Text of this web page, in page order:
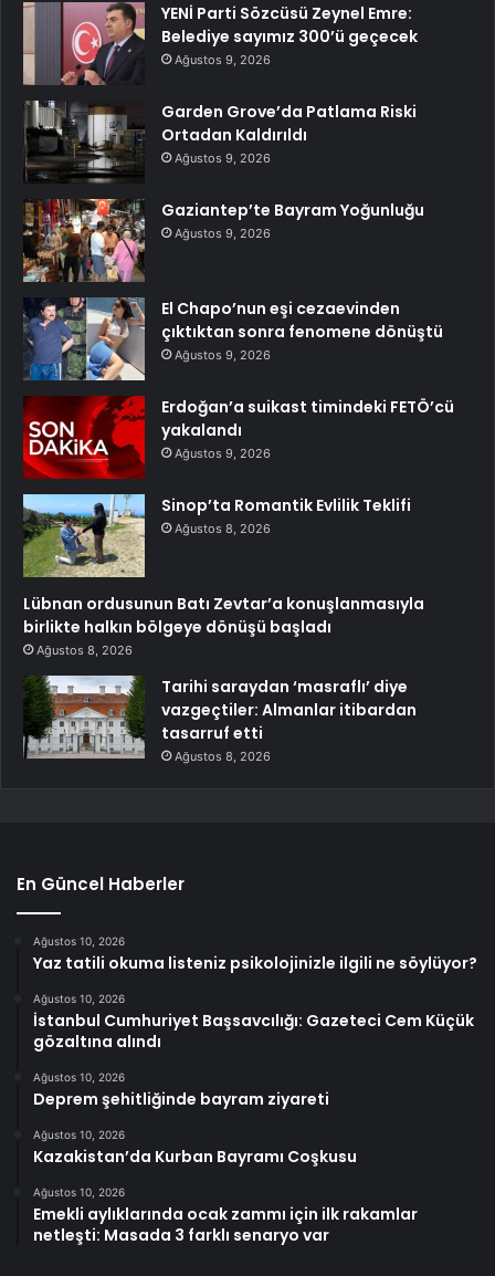
YENİ Parti Sözcüsü Zeynel Emre:
Belediye sayımız 300’ü geçecek
Ağustos 9, 2026
Garden Grove’da Patlama Riski
Ortadan Kaldırıldı
Ağustos 9, 2026
Gaziantep’te Bayram Yoğunluğu
Ağustos 9, 2026
El Chapo’nun eşi cezaevinden
çıktıktan sonra fenomene dönüştü
Ağustos 9, 2026
Erdoğan’a suikast timindeki FETÖ’cü
yakalandı
Ağustos 9, 2026
Sinop’ta Romantik Evlilik Teklifi
Ağustos 8, 2026
Lübnan ordusunun Batı Zevtar’a konuşlanmasıyla
birlikte halkın bölgeye dönüşü başladı
Ağustos 8, 2026
Tarihi saraydan ‘masraflı’ diye
vazgeçtiler: Almanlar itibardan
tasarruf etti
Ağustos 8, 2026
En Güncel Haberler
Ağustos 10, 2026
Yaz tatili okuma listeniz psikolojinizle ilgili ne söylüyor?
Ağustos 10, 2026
İstanbul Cumhuriyet Başsavcılığı: Gazeteci Cem Küçük
gözaltına alındı
Ağustos 10, 2026
Deprem şehitliğinde bayram ziyareti
Ağustos 10, 2026
Kazakistan’da Kurban Bayramı Coşkusu
Ağustos 10, 2026
Emekli aylıklarında ocak zammı için ilk rakamlar
netleşti: Masada 3 farklı senaryo var